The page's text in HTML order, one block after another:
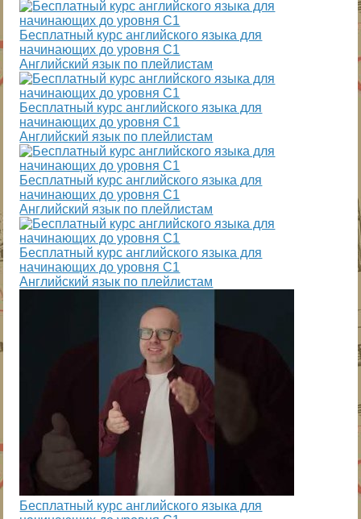
Бесплатный курс английского языка для
начинающих до уровня С1
Английский язык по плейлистам
Бесплатный курс английского языка для
начинающих до уровня С1
Английский язык по плейлистам
Бесплатный курс английского языка для
начинающих до уровня С1
Английский язык по плейлистам
Бесплатный курс английского языка для
начинающих до уровня С1
Английский язык по плейлистам
Бесплатный курс английского языка для